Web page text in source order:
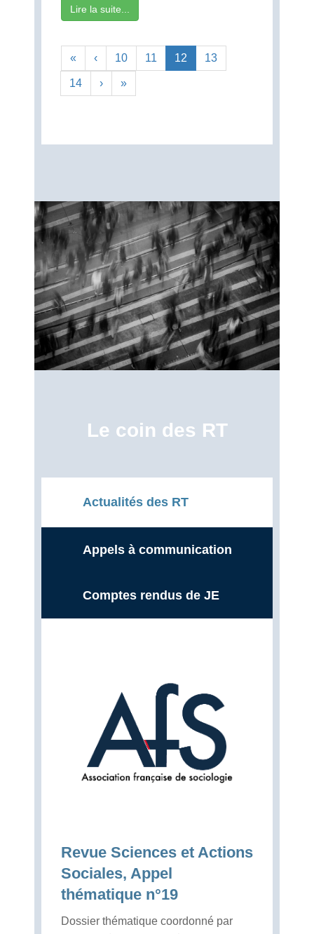
Lire la suite...
« ‹ 10 11 12 13
14 › »
Le coin des RT
Actualités des RT
Appels à communication
Comptes rendus de JE
Revue Sciences et Actions
Sociales, Appel
thématique n°19
Dossier thématique coordonné par